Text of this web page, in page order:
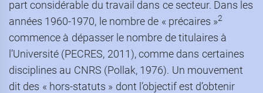
part considérable du travail dans ce secteur. Dans les
années 1960-1970, le nombre de « précaires »2
commence à dépasser le nombre de titulaires à
l’Université (PECRES, 2011), comme dans certaines
disciplines au CNRS (Pollak, 1976). Un mouvement
dit des « hors-statuts » dont l’objectif est d’obtenir